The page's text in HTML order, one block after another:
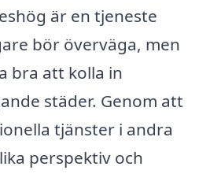
är en tjeneste
bör överväga, men
bra att kolla in
städer. Genom att
tjänster i andra
perspektiv och